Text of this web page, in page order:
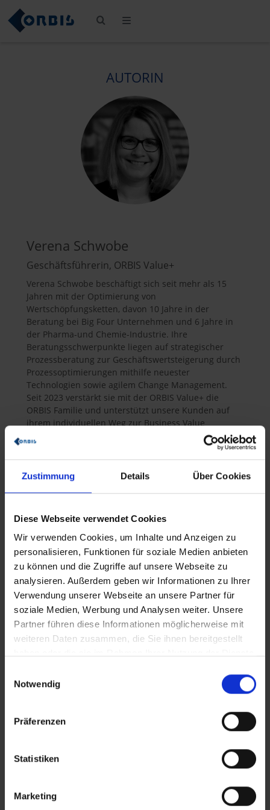
Zustimmung Details Über Cookies
Diese Webseite verwendet Cookies
Wir verwenden Cookies, um Inhalte und Anzeigen zu
personalisieren, Funktionen für soziale Medien anbieten
zu können und die Zugriffe auf unsere Webseite zu
analysieren. Außerdem geben wir Informationen zu Ihrer
Verwendung unserer Webseite an unsere Partner für
soziale Medien, Werbung und Analysen weiter. Unsere
Partner führen diese Informationen möglicherweise mit
weiteren Daten zusammen, die Sie ihnen bereitgestellt
Notwendig
Präferenzen
Statistiken
Marketing
AUTORIN
Verena Schwobe
Geschäftsführerin, ORBIS Value+
Verena Schwobe beschäftigt sich seit mehr als 15
Jahren mit der Optimierung von
Wertschöpfungsketten, davon 10 Jahre in der
Beratung bei Big Four Unternehmen und 6 Jahre in
der Pharma-und Chemie-Industrie. Ihre
Beratungsschwerpunkte liegen auf strategischer
Prozessberatung zur Geschäftswertsteigerung durch
Prozessoptimierungen mithilfe neuester
Technologien sowie agilem Change Management.
Seit 2023 verstärkt sie mit der ORBIS Value+ die
ORBIS Familie und unterstützt unsere Kunden auf
ihrem individuellen Weg zur Business Value
Optimierung. Verenas größte Leidenschaft gilt dem
Reisen mit ihrer Familie und dem gemeinsamen
Erkunden neuer Länder.
08.11.2024
Zwilling Einkauf und Supply Chain
optimieren